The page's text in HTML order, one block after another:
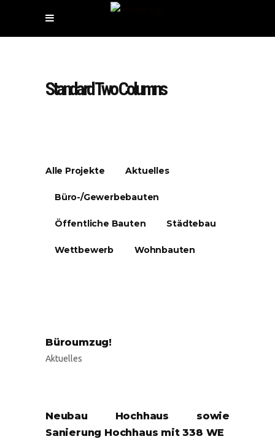
Standard Two Columns
Alle Projekte Aktuelles
Büro-/Gewerbebauten
Öffentliche Bauten Städtebau
Wettbewerb Wohnbauten
Büroumzug!
Aktuelles
Neubau Hochhaus sowie
Sanierung Hochhaus mit 338 WE